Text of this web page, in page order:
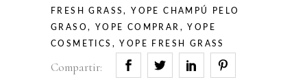
FRESH GRASS, YOPE CHAMPÚ PELO
GRASO , YOPE COMPRAR , YOPE
COSMETICS , YOPE FRESH GRASS
Compartir: